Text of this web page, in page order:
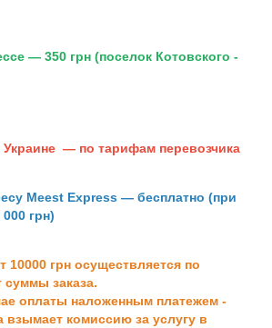
— 350 грн (поселок Котовского -
— по тарифам перевозчика
Meest Express — бесплатно (при
грн)
10000 грн осуществляется по
суммы заказа.
оплаты наложенным платежем -
взымает комиссию за услугу в